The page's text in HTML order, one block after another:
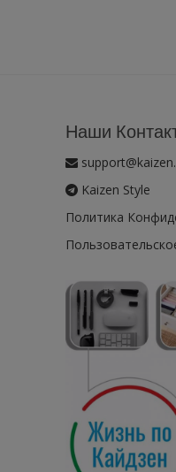
Наши
Kaizen Style
Политика